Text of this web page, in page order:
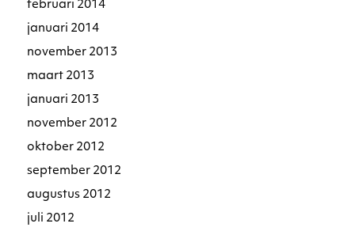
februari 2014
januari 2014
november 2013
maart 2013
januari 2013
november 2012
oktober 2012
september 2012
augustus 2012
juli 2012